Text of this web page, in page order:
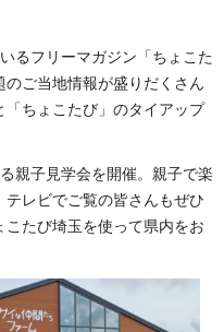
るフリーマガジン「ちょこた
ご当地情報が盛りだくさん
ちょこたび」のタイアップ
親子見学会を開催。親子で楽
テレビでご覧の皆さんもぜひ
たび埼玉を使って県内をお